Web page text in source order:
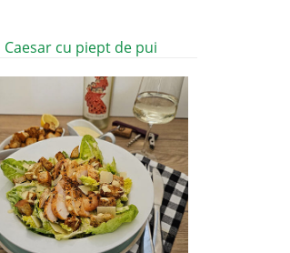
Caesar cu piept de pui